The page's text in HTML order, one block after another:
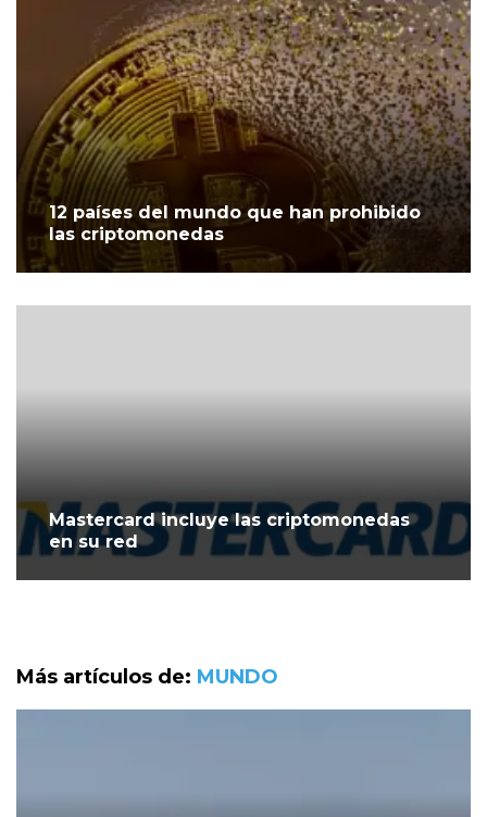
12 países del mundo que han prohibido
las criptomonedas
Mastercard incluye las criptomonedas
en su red
Más artículos de: MUNDO